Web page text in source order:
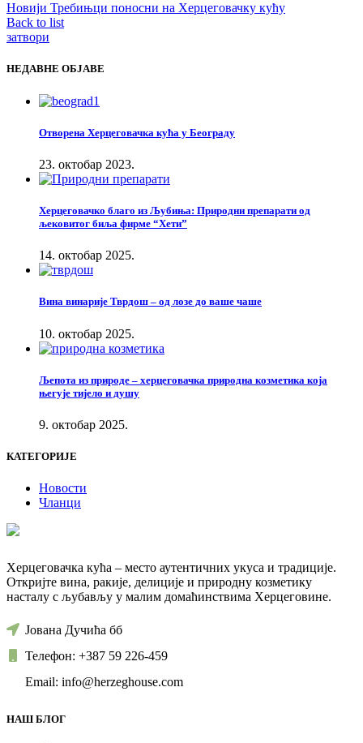
Новији Требињци поносни на Херцеговачку кућу
Back to list
затвори
НЕДАВНЕ ОБЈАВЕ
Отворена Херцеговачка кућа у Београду
23. октобар 2023.
Херцеговачко благо из Љубиња: Природни препарати од
љековитог биља фирме “Хети”
14. октобар 2025.
Вина винарије Тврдош – од лозе до ваше чаше
10. октобар 2025.
Љепота из природе – херцеговачка природна козметика која
његује тијело и душу
9. октобар 2025.
КАТЕГОРИЈЕ
Новости
Чланци
Херцеговачка кућа – место аутентичних укуса и традиције.
Откријте вина, ракије, делиције и природну козметику
насталу с љубављу у малим домаћинствима Херцеговине.
Јована Дучића бб
Телефон: +387 59 226-459
Email: info@herzeghouse.com
НАШ БЛОГ